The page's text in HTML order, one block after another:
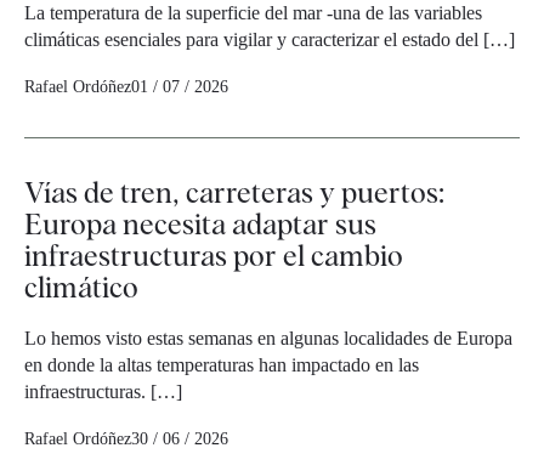
La temperatura de la superficie del mar -una de las variables
climáticas esenciales para vigilar y caracterizar el estado del […]
Rafael Ordóñez01 / 07 / 2026
Vías de tren, carreteras y puertos:
Europa necesita adaptar sus
infraestructuras por el cambio
climático
Lo hemos visto estas semanas en algunas localidades de Europa
en donde la altas temperaturas han impactado en las
infraestructuras. […]
Rafael Ordóñez30 / 06 / 2026